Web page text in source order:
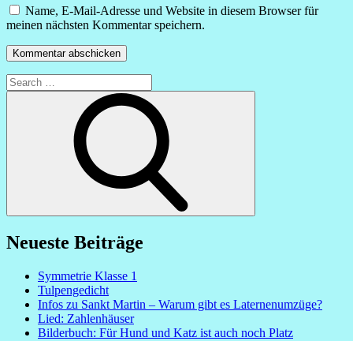
Name, E-Mail-Adresse und Website in diesem Browser für
meinen nächsten Kommentar speichern.
Search
for:
Neueste Beiträge
Symmetrie Klasse 1
Tulpengedicht
Infos zu Sankt Martin – Warum gibt es Laternenumzüge?
Lied: Zahlenhäuser
Bilderbuch: Für Hund und Katz ist auch noch Platz